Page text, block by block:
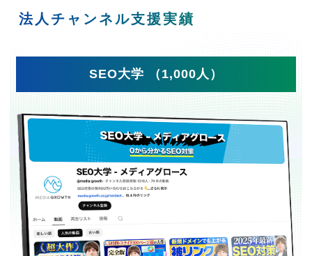
法人チャンネル支援実績
SEO大学 （1,000人）